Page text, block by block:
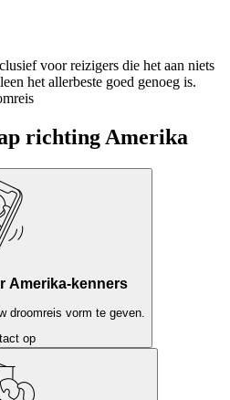
voor reizigers die het aan niets
het allerbeste goed genoeg is.
richting Amerika
Amerika-kenners
droomreis vorm te geven.
op